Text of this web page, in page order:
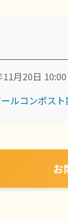
月20日
ルコンポス
お